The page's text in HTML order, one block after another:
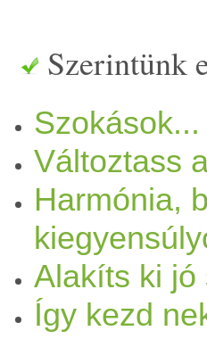
csináltál. Az
s ezáltal
dolgokról,
reakcióid,
energia
és egy idő
Szerintünk
Szokások...
Változtass
Harmónia,
Alakíts ki jó
Így kezd